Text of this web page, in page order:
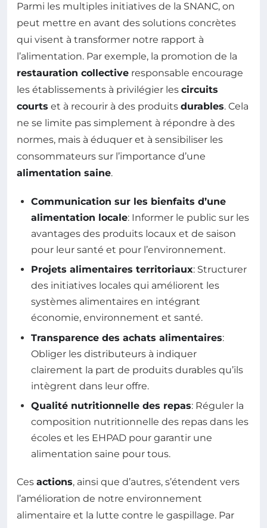
Parmi les multiples initiatives de la SNANC, on
peut mettre en avant des solutions concrètes
qui visent à transformer notre rapport à
l’alimentation. Par exemple, la promotion de la
restauration collective responsable encourage
les établissements à privilégier les circuits
courts et à recourir à des produits durables. Cela
ne se limite pas simplement à répondre à des
normes, mais à éduquer et à sensibiliser les
consommateurs sur l’importance d’une
alimentation saine.
Communication sur les bienfaits d’une
alimentation locale: Informer le public sur les
avantages des produits locaux et de saison
pour leur santé et pour l’environnement.
Projets alimentaires territoriaux: Structurer
des initiatives locales qui améliorent les
systèmes alimentaires en intégrant
économie, environnement et santé.
Transparence des achats alimentaires:
Obliger les distributeurs à indiquer
clairement la part de produits durables qu’ils
intègrent dans leur offre.
Qualité nutritionnelle des repas: Réguler la
composition nutritionnelle des repas dans les
écoles et les EHPAD pour garantir une
alimentation saine pour tous.
Ces actions, ainsi que d’autres, s’étendent vers
l’amélioration de notre environnement
alimentaire et la lutte contre le gaspillage. Par